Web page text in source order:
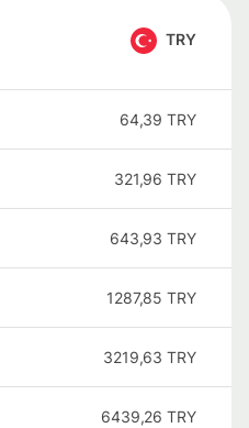
TRY
64,39 TRY
321,96 TRY
643,93 TRY
1287,85 TRY
3219,63 TRY
6439,26 TRY